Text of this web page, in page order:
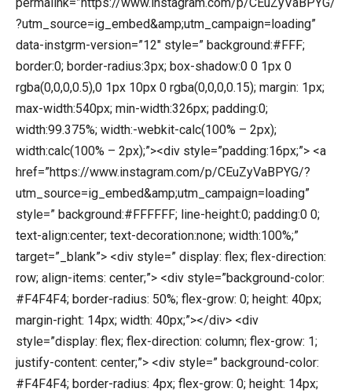
?utm_source=ig_embed&amp;utm_campaign=loading”
data-instgrm-version=”12″ style=” background:#FFF;
border:0; border-radius:3px; box-shadow:0 0 1px 0
rgba(0,0,0,0.5),0 1px 10px 0 rgba(0,0,0,0.15); margin: 1px;
max-width:540px; min-width:326px; padding:0;
width:99.375%; width:-webkit-calc(100% – 2px);
width:calc(100% – 2px);”><div style=”padding:16px;”> <a
href=”https://www.instagram.com/p/CEuZyVaBPYG/?
utm_source=ig_embed&amp;utm_campaign=loading”
style=” background:#FFFFFF; line-height:0; padding:0 0;
text-align:center; text-decoration:none; width:100%;”
target=”_blank”> <div style=” display: flex; flex-direction:
row; align-items: center;”> <div style=”background-color:
#F4F4F4; border-radius: 50%; flex-grow: 0; height: 40px;
margin-right: 14px; width: 40px;”></div> <div
style=”display: flex; flex-direction: column; flex-grow: 1;
justify-content: center;”> <div style=” background-color:
#F4F4F4; border-radius: 4px; flex-grow: 0; height: 14px;